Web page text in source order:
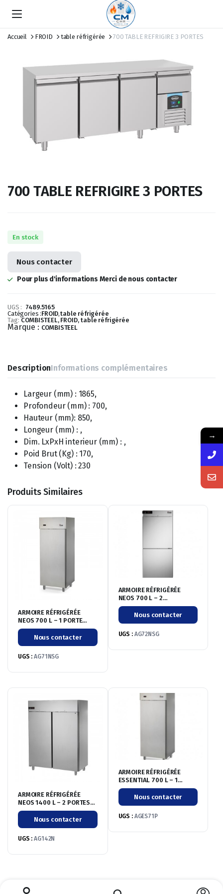
Accueil FROID table réfrigérée 700 TABLE REFRIGIRE 3 PORTES
700 TABLE REFRIGIRE 3 PORTES
En stock
Nous contacter
Pour plus d'informations Merci de nous contacter
UGS : 7489.5165
Catégories :FROID,table réfrigérée
Tag: COMBISTEEL, FROID, table réfrigérée
Marque : COMBISTEEL
DescriptionInformations complémentaires
Largeur (mm) : 1865,
Profondeur (mm) : 700,
Hauteur (mm): 850,
Longeur (mm) : ,
Dim. LxPxH interieur (mm) : ,
Poid Brut (Kg) : 170,
Tension (Volt) : 230
Produits Similaires
ARMOIRE RÉFRIGÉRÉE
NEOS 700 L – 1 PORTE
PLEINE – NÉGATIVE
-20°/-10°C – SANS
GROUPE
Nous contacter
UGS : AG71NSG
ARMOIRE RÉFRIGÉRÉE
NEOS 700 L – 2
PORTILLONS – NÉGATIVE
-20°/-10°C – SANS
GROUPE
Nous contacter
UGS : AG72NSG
ARMOIRE RÉFRIGÉRÉE
NEOS 1400 L – 2 PORTES
PLEINES – NÉGATIVE
-20°/-10°C
Nous contacter
UGS : AG142N
ARMOIRE RÉFRIGÉRÉE
ESSENTIAL 700 L – 1
PORTE PLEINE – POSITIVE
-2°/+8°CNous contacter
UGS : AGES71P
→